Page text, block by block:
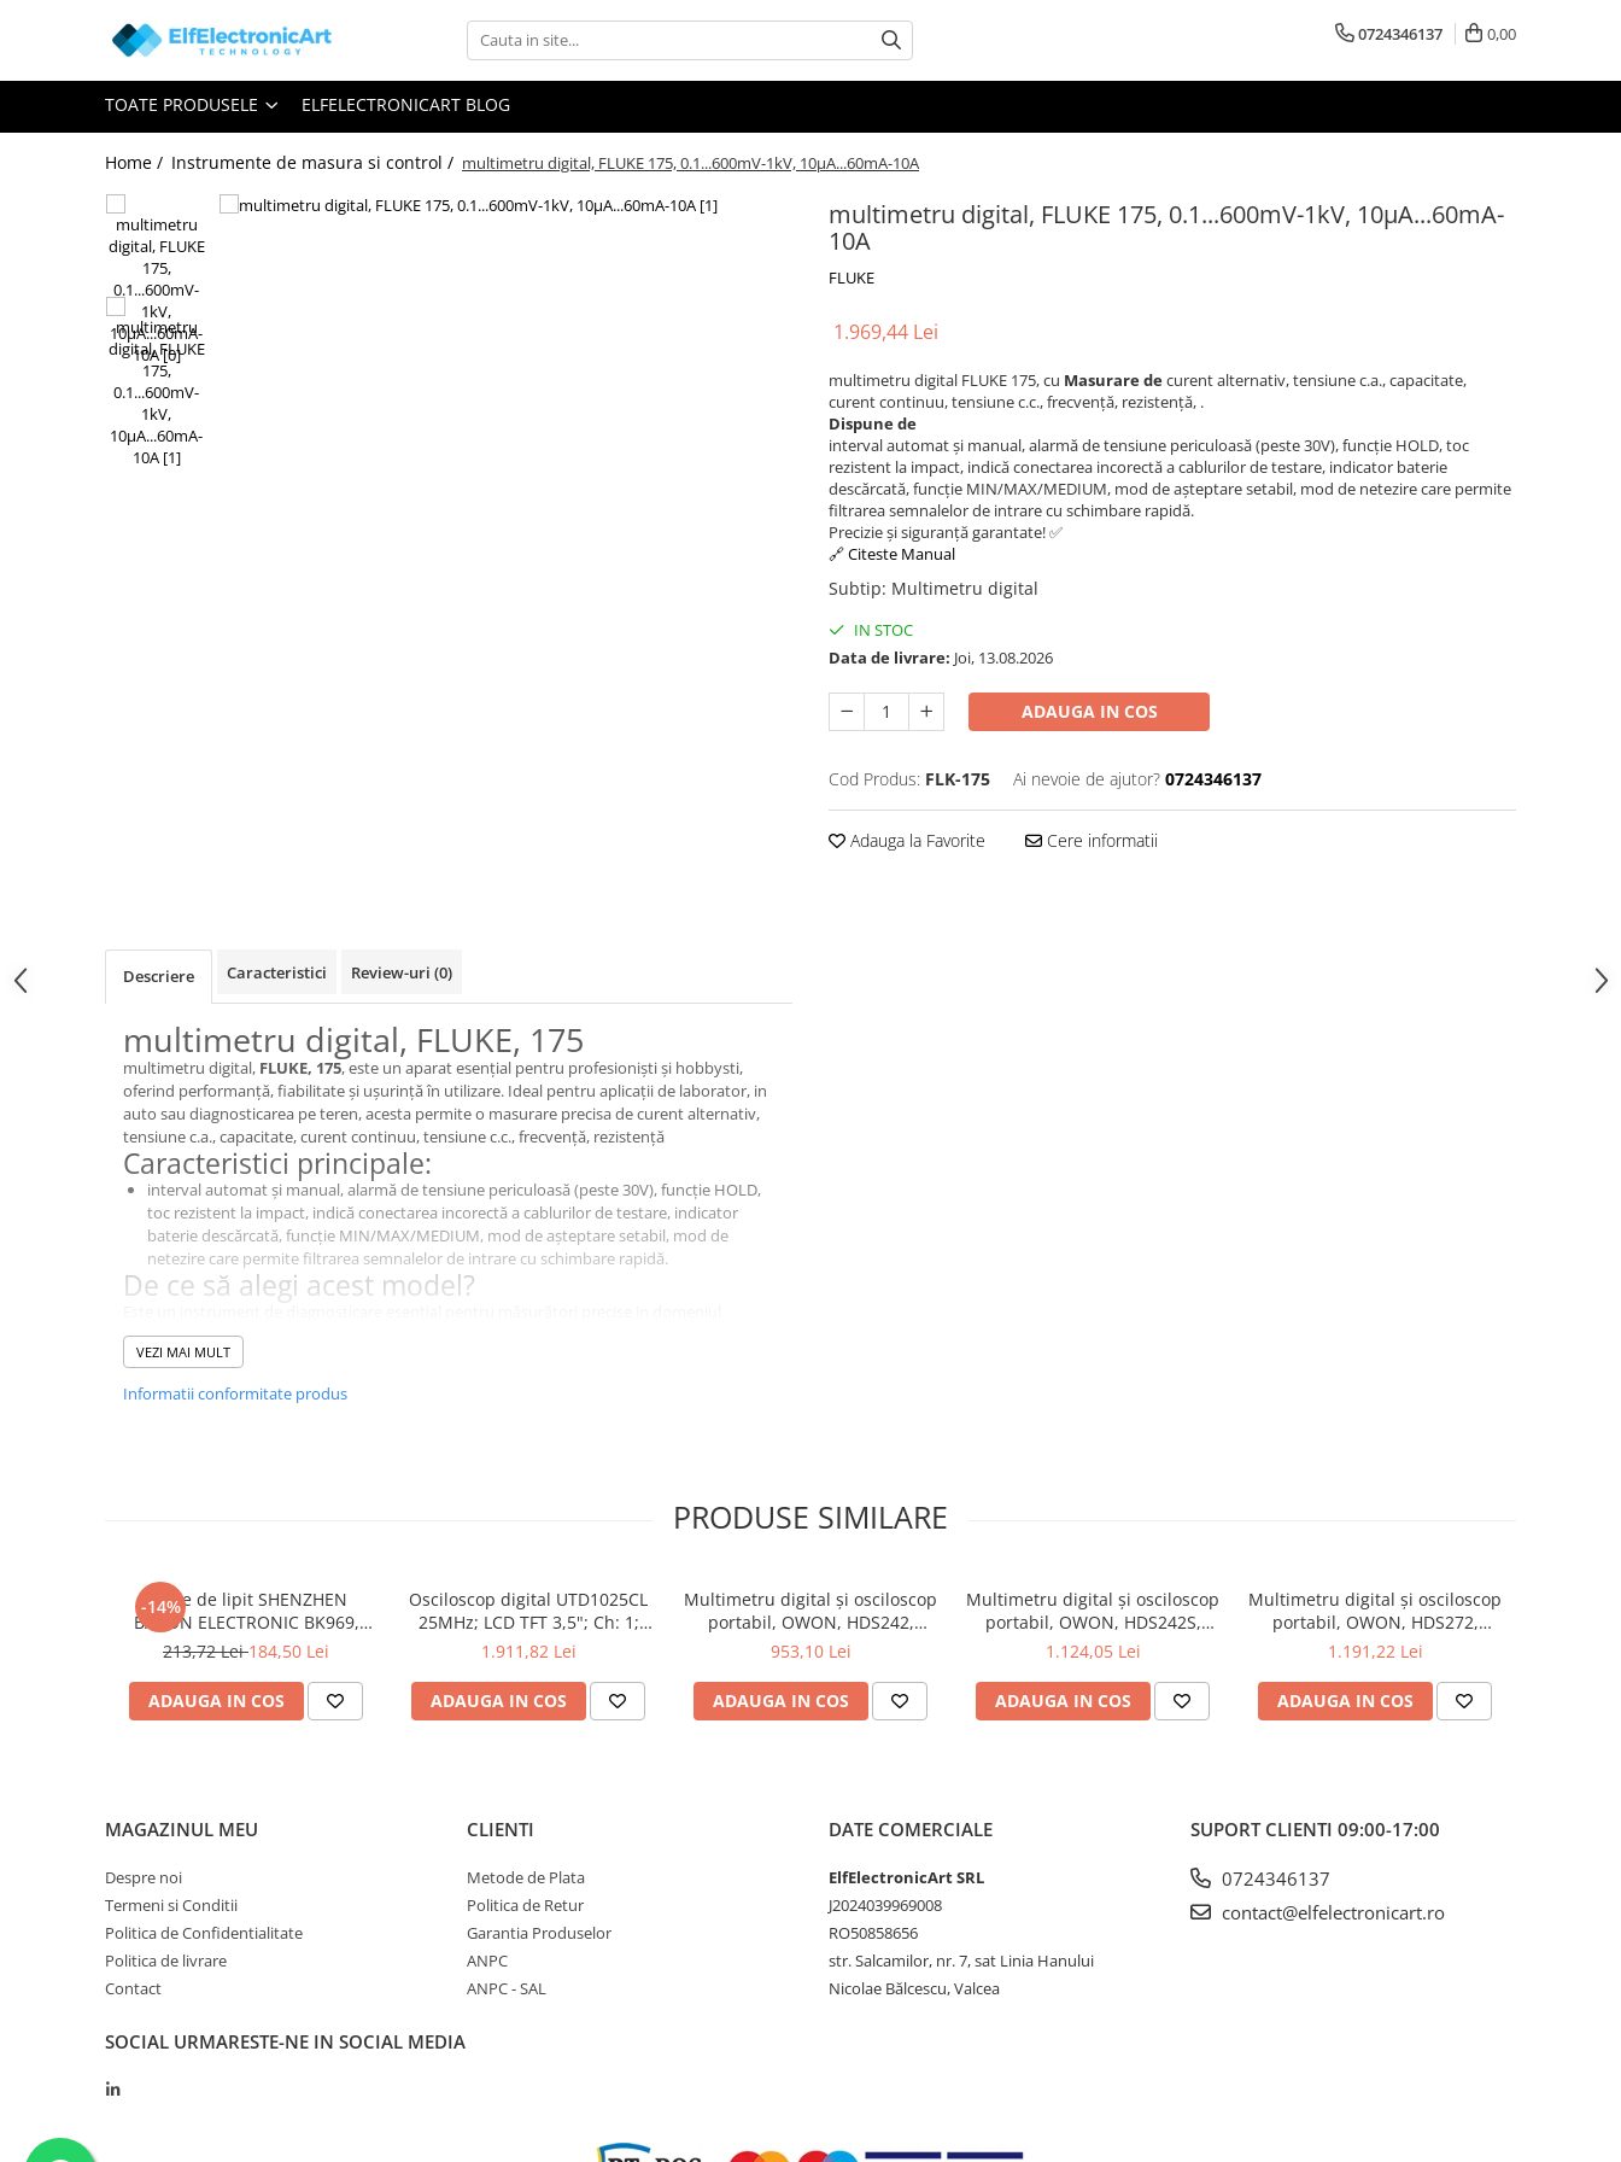
Toate Produsele
Audio
Instrumente de masura si control
Clesti Ampermetrici
Multimetre Digitale
Scule Atelier
Surse de alimentare
Osciloscoape
0724346137 0,00
TOATE PRODUSELE ELFELECTRONICART BLOG
Home / Instrumente de masura si control / multimetru digital, FLUKE 175, 0.1...600mV-1kV, 10µA...60mA-10A
multimetru digital, FLUKE 175, 0.1...600mV-1kV, 10µA...60mA-
10A
FLUKE
1.969,44 Lei
multimetru digital FLUKE 175, cu Masurare decurent alternativ, tensiune c.a., capacitate,
curent continuu, tensiune c.c., frecvență, rezistență, .
Dispune de
interval automat și manual, alarmă de tensiune periculoasă (peste 30V), funcție HOLD, toc
rezistent la impact, indică conectarea incorectă a cablurilor de testare, indicator baterie
descărcată, funcție MIN/MAX/MEDIUM, mod de așteptare setabil, mod de netezire care permite
filtrarea semnalelor de intrare cu schimbare rapidă.
Precizie și siguranță garantate! ✅
🔗 Citeste Manual
Subtip: Multimetru digital
IN STOC
Data de livrare: Joi, 13.08.2026
ADAUGA IN COS
Cod Produs: FLK-175 Ai nevoie de ajutor? 0724346137
Adauga la Favorite Cere informatii
Descriere Caracteristici Review-uri (0)
multimetru digital, FLUKE, 175
multimetru digital, FLUKE, 175, este un aparat esențial pentru profesioniști și hobbysti,
oferind performanță, fiabilitate și ușurință în utilizare. Ideal pentru aplicații de laborator, in
auto sau diagnosticarea pe teren, acesta permite o masurare precisa de curent alternativ,
tensiune c.a., capacitate, curent continuu, tensiune c.c., frecvență, rezistență
Caracteristici principale:
interval automat și manual, alarmă de tensiune periculoasă (peste 30V), funcție HOLD,
toc rezistent la impact, indică conectarea incorectă a cablurilor de testare, indicator
baterie descărcată, funcție MIN/MAX/MEDIUM, mod de așteptare setabil, mod de
netezire care permite filtrarea semnalelor de intrare cu schimbare rapidă.
De ce să alegi acest model?
electric si electronic., 175, oferă o calitate excelentă a masuratorilor pentru aplicații de
laborator, industriale și educaționale.
Specificații Tehnice
Parametrii de
afișare
3,75 cifre (6000)
Interval de
măsurare a
tensiunii DC
0.1...600mV, 6V, 60V, 600V, 1kV
Interval de
tensiunii AC
0.1...600mV, 6V, 60V, 600V, 1kV
Precizia
măsurării
tensiunii AC
±(1% + 3 cifre)
măsurare a
VEZI MAI MULT
Informatii conformitate produs
PRODUSE SIMILARE
-14%
Stație de lipit SHENZHEN
BAKON ELECTRONIC BK969,
200...480°C control analogic, cu
213,72 Lei184,50 Lei
ADAUGA IN COS
Osciloscop digital UTD1025CL
25MHz; LCD TFT 3,5"; Ch: 1;
250Msps; 12kpts compatibil cu
1.911,82 Lei
ADAUGA IN COS
Multimetru digital și osciloscop
portabil, OWON, HDS242,
200mV-1kV, 200mA-
953,10 Lei
ADAUGA IN COS
Multimetru digital și osciloscop
portabil, OWON, HDS242S,
200mV-1kV, 200mA-
1.124,05 Lei
ADAUGA IN COS
Multimetru digital și osciloscop
portabil, OWON, HDS272,
200mV-1kV, 200mA-
1.191,22 Lei
ADAUGA IN COS
MAGAZINUL MEU
Despre noi
Termeni si Conditii
Politica de Confidentialitate
Politica de livrare
Contact
CLIENTI
Metode de Plata
Politica de Retur
Garantia Produselor
ANPC
ANPC - SAL
DATE COMERCIALE
ElfElectronicArt SRL
J2024039969008
RO50858656
str. Salcamilor, nr. 7, sat Linia Hanului
Nicolae Bălcescu, Valcea
SUPORT CLIENTI 09:00-17:00
0724346137
contact@elfelectronicart.ro
SOCIAL URMARESTE-NE IN SOCIAL MEDIA